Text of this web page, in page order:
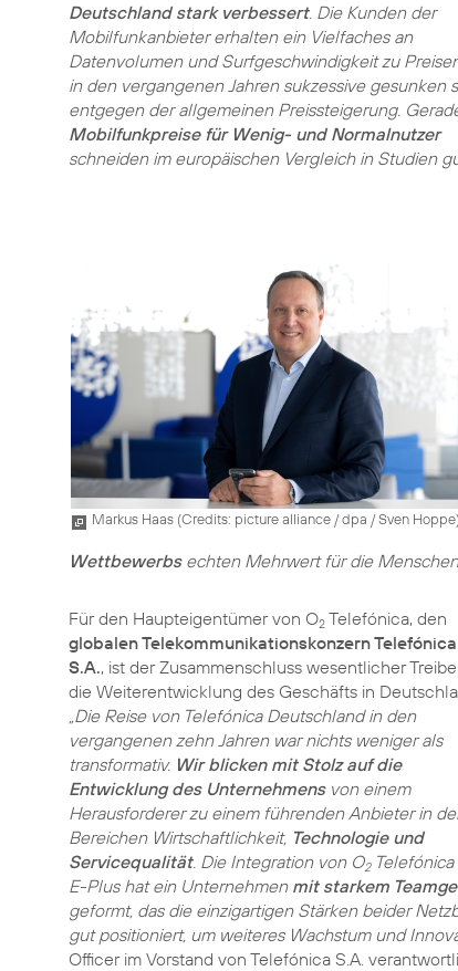
Deutschland stark verbessert. Die Kunden der
Mobilfunkanbieter erhalten ein Vielfaches an
Datenvolumen und Surfgeschwindigkeit zu
in den vergangenen Jahren sukzessive gesunken
entgegen der allgemeinen Preissteigerung.
Mobilfunkpreise für Wenig- und Normalnutzer
schneiden im europäischen Vergleich in Studien
Markus Haas (Credits: picture alliance / dpa / Sven Hoppe)
Wettbewerbsechten Mehrwert für die
Für den Haupteigentümer von O2 Telefónica, den
globalen Telekommunikationskonzern Telefónica
S.A., ist der Zusammenschluss wesentlicher
die Weiterentwicklung des Geschäfts in
„Die Reise von Telefónica Deutschland in den
vergangenen zehn Jahren war nichts weniger als
transformativ. Wir blicken mit Stolz auf die
Entwicklung des Unternehmensvon einem
Herausforderer zu einem führenden Anbieter in
Bereichen Wirtschaftlichkeit, Technologie und
Servicequalität. Die Integration von O2Telefónica
E-Plus hat ein Unternehmen mit starkem
geformt, das die einzigartigen Stärken beider
gut positioniert, um weiteres Wachstum und
Officer im Vorstand von Telefónica S.A.